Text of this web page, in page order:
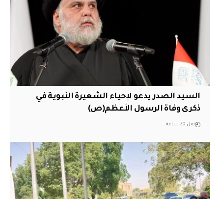
السيد الصدر يدعو لإحياء الشعيرة النبوية في
ذكرى وفاة الرسول الأعظم(ص)
قبل 20 ساعة